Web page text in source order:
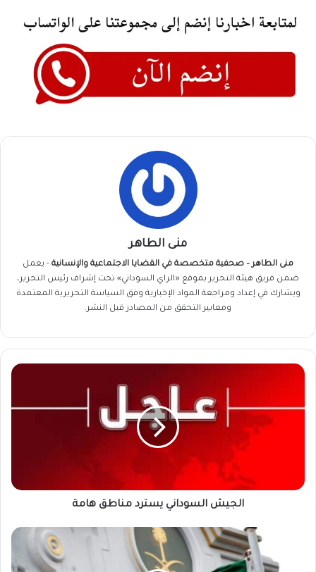
منى الطاهر
منى الطاهر – صحفية متخصصة في القضايا الاجتماعية والإنسانية - يعمل
ضمن فريق هيئة التحرير بموقع «الراي السوداني» تحت إشراف رئيس التحرير،
ويشارك في إعداد ومراجعة المواد الإخبارية وفق السياسة التحريرية المعتمدة
ومعايير التحقق من المصادر قبل النشر.
الجيش
الجيش السوداني يسترد مناطق هامة